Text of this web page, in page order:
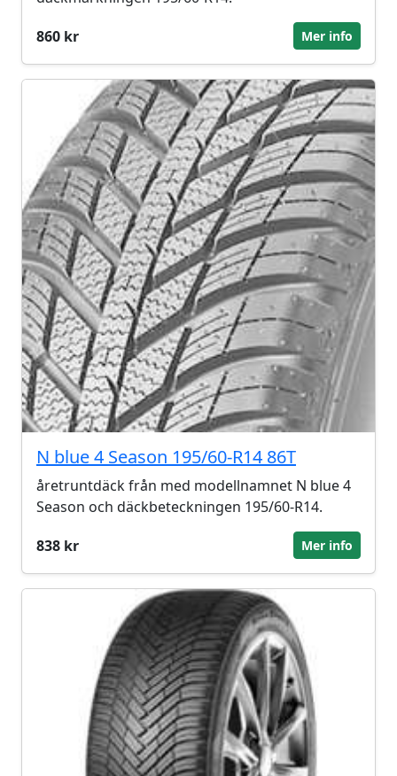
860 kr
Mer info
N blue 4 Season 195/60-R14 86T
åretruntdäck från med modellnamnet N blue 4
Season och däckbeteckningen 195/60-R14.
838 kr
Mer info